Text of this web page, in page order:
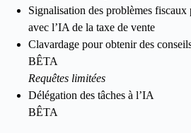
Signalisation des problèmes fiscaux
avec l’IA de la taxe de vente
Clavardage pour obtenir des
BÊTA
Requêtes limitées
Délégation des tâches à l’IA
BÊTA